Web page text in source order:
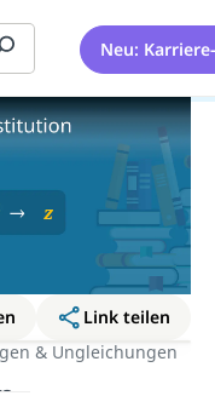
Neu:
Link teilen
& Ungleichungen